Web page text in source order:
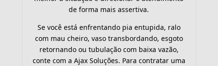
de forma mais assertiva.
Se você está enfrentando pia entupida, ralo
com mau cheiro, vaso transbordando, esgoto
retornando ou tubulação com baixa vazão,
conte com a Ajax Soluções. Para contratar uma